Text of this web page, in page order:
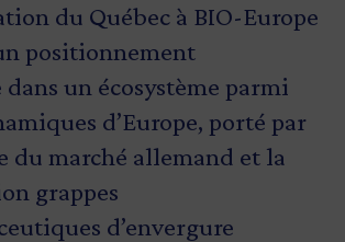
du Québec à BIO-Europe
positionnement
un écosystème parmi
d’Europe, porté par
du marché allemand et la
grappes
d’envergure